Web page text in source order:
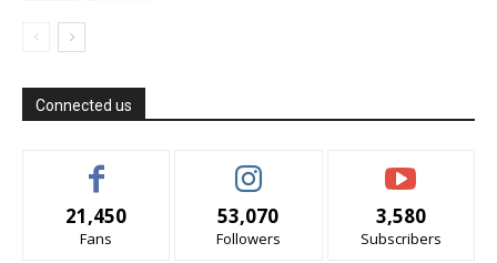
Connected us
21,450
Fans
53,070
Followers
3,580
Subscribers